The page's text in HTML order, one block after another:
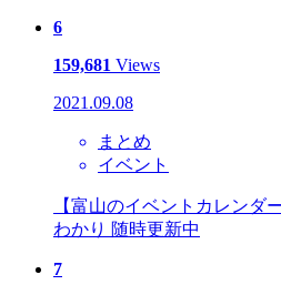
6
159,681 Views
2021.09.08
まとめ
イベント
【富山のイベントカレンダ
わかり 随時更新中
7